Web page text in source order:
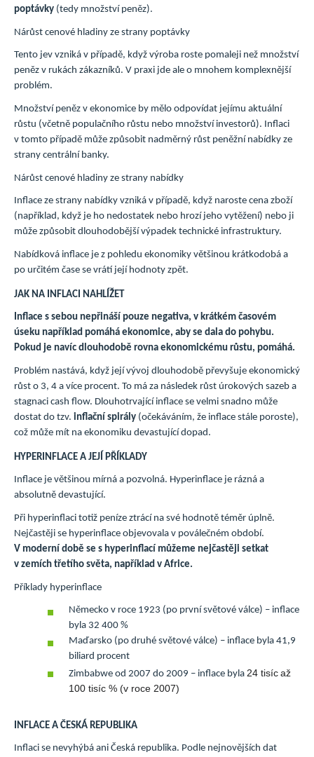
poptávky (tedy množství peněz).
Nárůst cenové hladiny ze strany poptávky
Tento jev vzniká v případě, když výroba roste pomaleji než množství
peněz v rukách zákazníků. V praxi jde ale o mnohem komplexnější
problém.
Množství peněz v ekonomice by mělo odpovídat jejímu aktuální
růstu (včetně populačního růstu nebo množství investorů). Inflaci
v tomto případě může způsobit nadměrný růst peněžní nabídky ze
strany centrální banky.
Nárůst cenové hladiny ze strany nabídky
Inflace ze strany nabídky vzniká v případě, když naroste cena zboží
(například, když je ho nedostatek nebo hrozí jeho vytěžení) nebo ji
může způsobit dlouhodobější výpadek technické infrastruktury.
Nabídková inflace je z pohledu ekonomiky většinou krátkodobá a
po určitém čase se vrátí její hodnoty zpět.
JAK NA INFLACI NAHLÍŽET
Inflace s sebou nepřináší pouze negativa, v krátkém časovém
úseku například pomáhá ekonomice, aby se dala do pohybu.
Pokud je navíc dlouhodobě rovna ekonomickému růstu, pomáhá.
Problém nastává, když její vývoj dlouhodobě převyšuje ekonomický
růst o 3, 4 a více procent. To má za následek růst úrokových sazeb a
stagnaci cash flow. Dlouhotrvající inflace se velmi snadno může
dostat do tzv. inflační spirály (očekáváním, že inflace stále poroste),
což může mít na ekonomiku devastující dopad.
HYPERINFLACE A JEJÍ PŘÍKLADY
Inflace je většinou mírná a pozvolná. Hyperinflace je rázná a
absolutně devastující.
Při hyperinflaci totiž peníze ztrácí na své hodnotě téměr úplně.
Nejčastěji se hyperinflace objevovala v poválečném období.
V moderní době se s hyperinflací můžeme nejčastěji setkat
v zemích třetího světa, například v Africe.
Příklady hyperinflace
Německo v roce 1923 (po první světové válce) – inflace
byla 32 400 %
Maďarsko (po druhé světové válce) – inflace byla 41,9
biliard procent
Zimbabwe od 2007 do 2009 – inflace byla 24 tisícaž
100 tisíc % (v roce 2007)
INFLACE A ČESKÁ REPUBLIKA
Inflaci se nevyhýbá ani Česká republika. Podle nejnovějších dat